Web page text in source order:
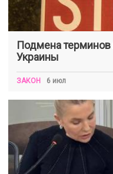
Подмена терминов
Украины
ЗАКОН 6 июл